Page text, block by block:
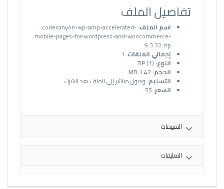
تفاصيل الملف
اسم الملف:codecanyon-wp-amp-accelerated-
mobile-pages-for-wordpress-and-woocommerce-
9.3.32.zip
إجمالي الملفات:
النوع:ZIP (1)
الحجم:
التسليم: وصول مباشر إلى الملف بعد الشراء
السعر: $5
التقييمات
التعليقات